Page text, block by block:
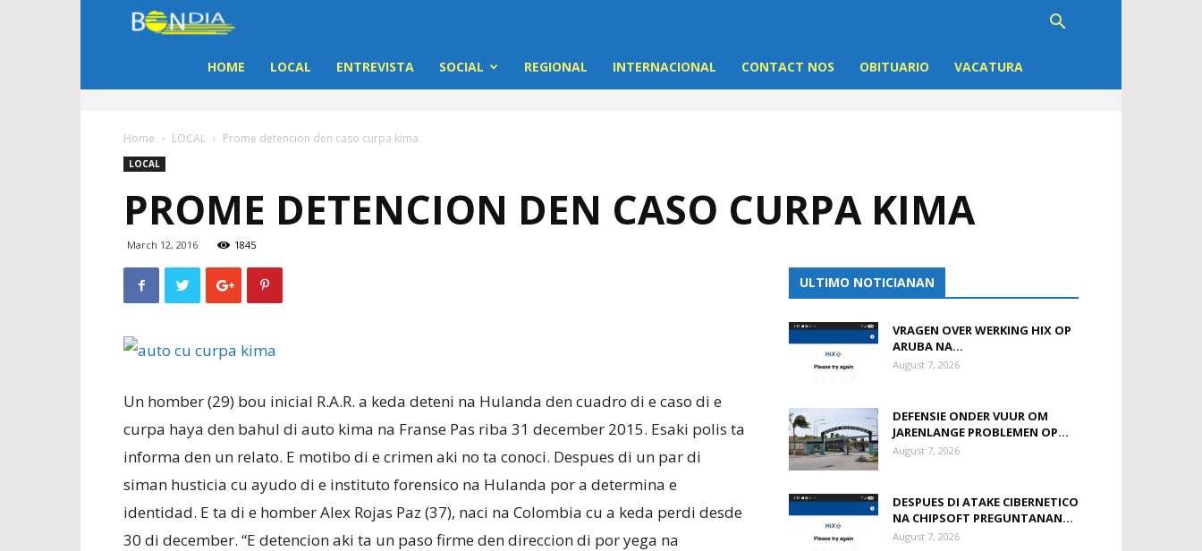
Dia
Noticia
di
Aruba
HOME LOCAL ENTREVISTA SOCIAL REGIONAL INTERNACIONAL CONTACT NOS OBITUARIO VACATURA
Home LOCAL Prome detencion den caso curpa kima
LOCAL
PROME DETENCION DEN CASO CURPA KIMA
March 12, 2016 1845
Un homber (29) bou inicial R.A.R. a keda deteni na Hulanda den cuadro di e caso di e
curpa haya den bahul di auto kima na Franse Pas riba 31 december 2015. Esaki polis ta
informa den un relato. E motibo di e crimen aki no ta conoci. Despues di un par di
siman husticia cu ayudo di e instituto forensico na Hulanda por a determina e
identidad. E ta di e homber Alex Rojas Paz (37), naci na Colombia cu a keda perdi desde
30 di december. “E detencion aki ta un paso firme den direccion di por yega na
ULTIMO NOTICIANAN
VRAGEN OVER WERKING HIX OP
ARUBA NA...
August 7, 2026
DEFENSIE ONDER VUUR OM
JARENLANGE PROBLEMEN OP...
August 7, 2026
DESPUES DI ATAKE CIBERNETICO
NA CHIPSOFT PREGUNTANAN...
August 7, 2026